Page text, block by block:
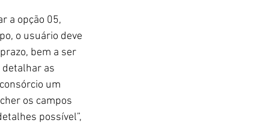
a opção 05,
o usuário deve
bem a ser
detalhar as
um
os campos
possível”,